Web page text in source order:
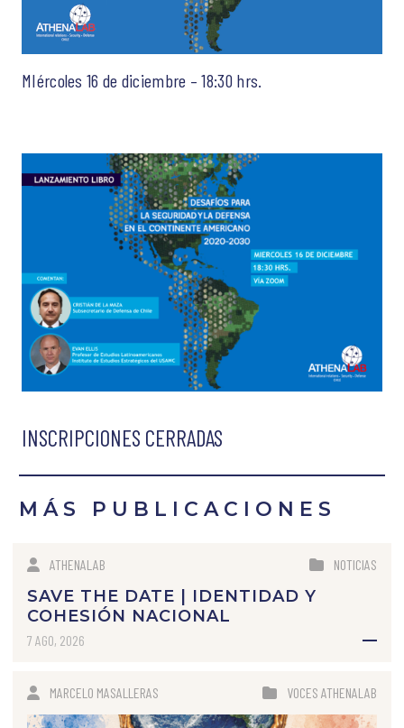
MIércoles 16 de diciembre – 18:30 hrs.
INSCRIPCIONES CERRADAS
MÁS PUBLICACIONES
ATHENALAB NOTICIAS
SAVE THE DATE | IDENTIDAD Y
COHESIÓN NACIONAL
7 AGO, 2026
MARCELO MASALLERAS VOCES ATHENALAB